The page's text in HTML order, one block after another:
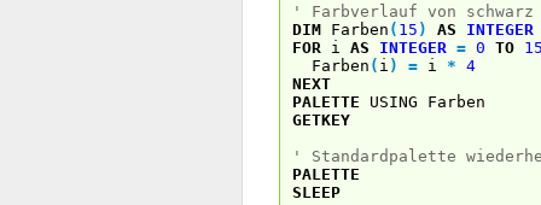
' Farbverlauf von
DIM Farben ( 15 ) AS
INTEGER
FOR i AS INTEGER = 0 TO
Farben ( i ) = i * 4
NEXT
PALETTE USING Farben
GETKEY
' Standardpalette
PALETTE
SLEEP